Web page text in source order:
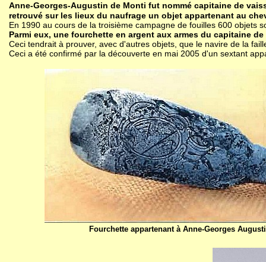
Anne-Georges-Augustin de Monti fut nommé capitaine de
retrouvé sur les lieux du naufrage un objet appartenant au
En 1990 au cours de la troisième campagne de fouilles 600 objets
Parmi eux, une fourchette en argent aux armes du capitaine
Ceci tendrait à prouver, avec d'autres objets, que le navire de la
Ceci a été confirmé par la découverte en mai 2005 d'un sextant
Fourchette appartenant à Anne-Georges